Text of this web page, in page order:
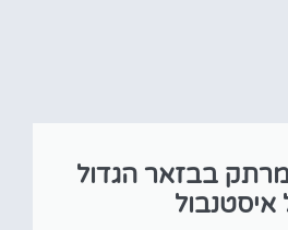
מרתק בבזאר הגדול
איסטנבול